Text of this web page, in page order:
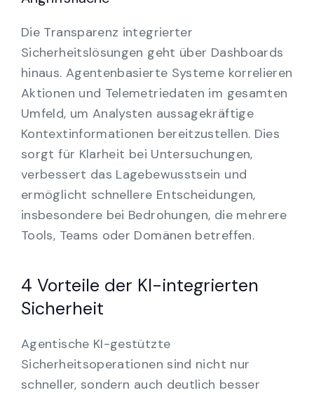
Die Transparenz integrierter
Sicherheitslösungen geht über Dashboards
hinaus. Agentenbasierte Systeme korrelieren
Aktionen und Telemetriedaten im gesamten
Umfeld, um Analysten aussagekräftige
Kontextinformationen bereitzustellen. Dies
sorgt für Klarheit bei Untersuchungen,
verbessert das Lagebewusstsein und
ermöglicht schnellere Entscheidungen,
insbesondere bei Bedrohungen, die mehrere
Tools, Teams oder Domänen betreffen.
4 Vorteile der KI-integrierten
Sicherheit
Agentische KI-gestützte
Sicherheitsoperationen sind nicht nur
schneller, sondern auch deutlich besser